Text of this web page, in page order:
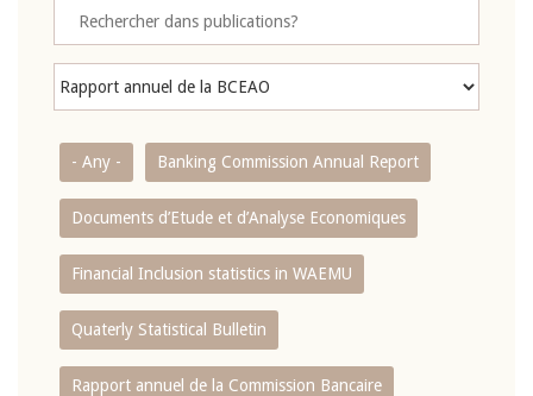
- Any - Banking Commission Annual Report
Documents d’Etude et d’Analyse Economiques
Financial Inclusion statistics in WAEMU
Quaterly Statistical Bulletin
Rapport annuel de la Commission Bancaire